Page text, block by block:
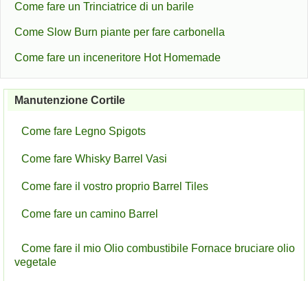
Come fare un Trinciatrice di un barile
Come Slow Burn piante per fare carbonella
Come fare un inceneritore Hot Homemade
Manutenzione Cortile
Come fare Legno Spigots
Come fare Whisky Barrel Vasi
Come fare il vostro proprio Barrel Tiles
Come fare un camino Barrel
Come fare il mio Olio combustibile Fornace bruciare olio
vegetale